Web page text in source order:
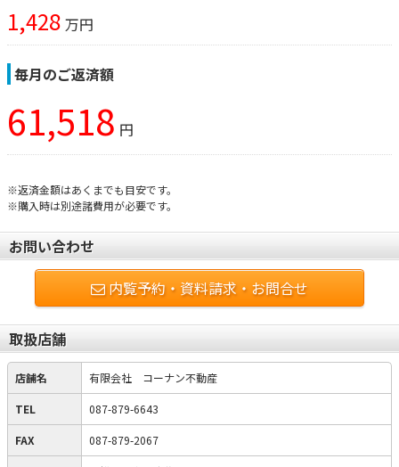
1,428 万円
毎月のご返済額
61,518 円
※返済金額はあくまでも目安です。
※購入時は別途諸費用が必要です。
お問い合わせ
内覧予約・資料請求・お問合せ
取扱店舗
店舗名 有限会社 コーナン不動産
TEL 087-879-6643
FAX 087-879-2067